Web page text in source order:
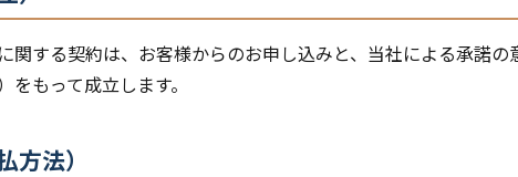
関する契約は、お客様からのお申し込みと、当社による承諾
もって成立します。
方法）